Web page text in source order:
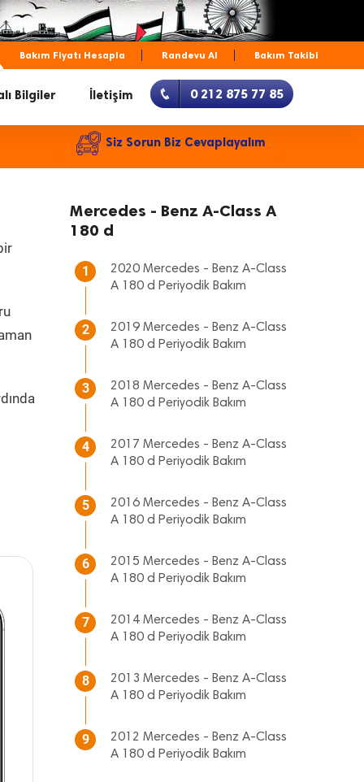
Bakım Fiyatı Hesapla Randevu Al Bakım Takibi
Bilgiler İletişim 0 212 875 77 85
Siz Sorun Biz Cevaplayalım
Mercedes - Benz A-Class A
180 d
1
2020 Mercedes - Benz A-Class
A 180 d Periyodik Bakım
2
2019 Mercedes - Benz A-Class
A 180 d Periyodik Bakım
3
2018 Mercedes - Benz A-Class
A 180 d Periyodik Bakım
4
2017 Mercedes - Benz A-Class
A 180 d Periyodik Bakım
5
2016 Mercedes - Benz A-Class
A 180 d Periyodik Bakım
6
2015 Mercedes - Benz A-Class
A 180 d Periyodik Bakım
7
2014 Mercedes - Benz A-Class
A 180 d Periyodik Bakım
8
2013 Mercedes - Benz A-Class
A 180 d Periyodik Bakım
9
2012 Mercedes - Benz A-Class
A 180 d Periyodik Bakım